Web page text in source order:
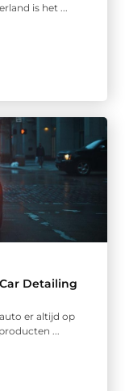
is het ...
Detailing
er altijd op
...